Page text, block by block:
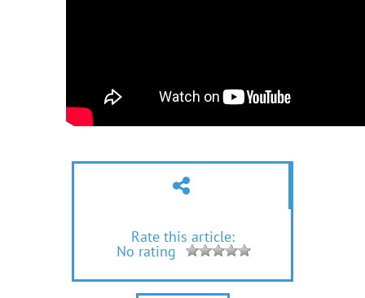
Rate this article:
No rating